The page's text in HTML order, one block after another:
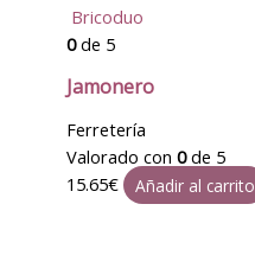
Bricoduo
0de 5
Jamonero
Ferretería
Valorado con 0de 5
15.65€ Añadir al carrito